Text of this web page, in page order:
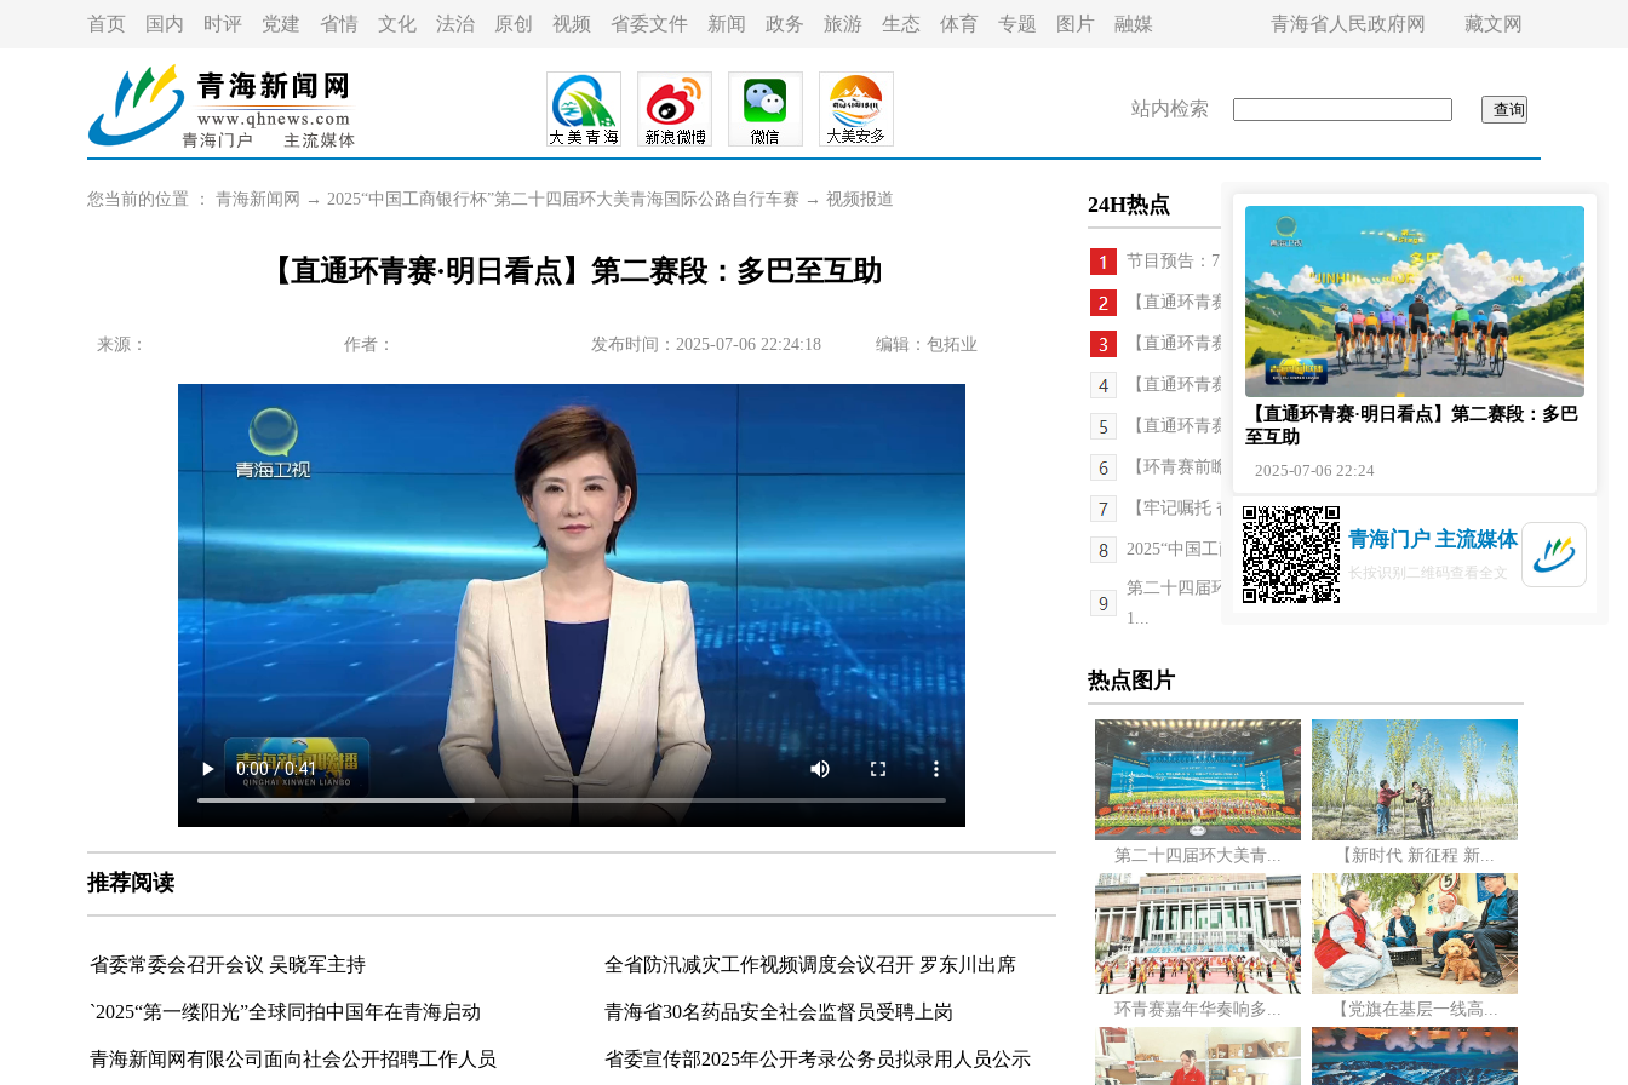
首页 国内 时评 党建 省情 文化 法治 原创 视频 省委文件 新闻 政务 旅游 生态 体育 专题 图片 融媒 青海省人民政府网 藏文网
站内检索
您当前的位置 ： 青海新闻网 → 2025“中国工商银行杯”第二十四届环大美青海国际公路自行车赛 → 视频报道
【直通环青赛·明日看点】第二赛段：多巴至互助
来源： 作者： 发布时间：2025-07-06 22:24:18 编辑：包拓业
推荐阅读
省委常委会召开会议 吴晓军主持 全省防汛减灾工作视频调度会议召开 罗东川出席
`2025“第一缕阳光”全球同拍中国年在青海启动 青海省30名药品安全社会监督员受聘上岗
青海新闻网有限公司面向社会公开招聘工作人员 省委宣传部2025年公开考录公务员拟录用人员公示
24H热点
节目预告：7月7日13点我台青海卫视现场直播202...
【直通环青赛·明日看点】第二赛段：多巴至互助
【直通环青赛·赛段掠影】魅力夏都 丁香之城 雪豹之都
【直通环青赛】西宁绕圈赛：跨越山海 逐梦夏都
【直通环青赛】第一赛段：意大利波蒂探索马耳他车...
【环青赛前瞻】青海公路养护部门护航环青赛
【牢记嘱托 奋发有为·实干】青海省体育局：精心筹...
2025“中国工商银行杯”第二十四届环大美青海国际...
第二十四届环大美青海国际公路自行车赛迎来倒计时
1...
热点图片
第二十四届环大美青... 【新时代 新征程 新...
环青赛嘉年华奏响多... 【党旗在基层一线高...
【直通环青赛·明日看点】第二赛段：多巴
至互助
2025-07-06 22:24
青海门户 主流媒体
长按识别二维码查看全文